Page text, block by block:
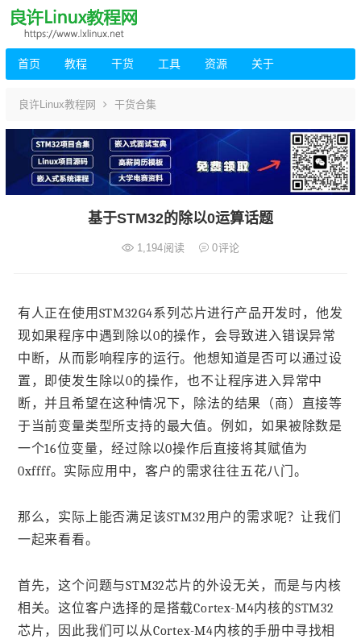
首页 教程 干货 工具 资源 关于
良许Linux教程网 干货合集
基于STM32的除以0运算话题
1,194阅读 0评论
有人正在使用STM32G4系列芯片进行产品开发时，他发
现如果程序中遇到除以0的操作，会导致进入错误异常
中断，从而影响程序的运行。他想知道是否可以通过设
置，即使发生除以0的操作，也不让程序进入异常中
断，并且希望在这种情况下，除法的结果（商）直接等
于当前变量类型所支持的最大值。例如，如果被除数是
一个16位变量，经过除以0操作后直接将其赋值为
0xffff。实际应用中，客户的需求往往五花八门。
那么，实际上能否满足该STM32用户的需求呢？让我们
一起来看看。
首先，这个问题与STM32芯片的外设无关，而是与内核
相关。这位客户选择的是搭载Cortex-M4内核的STM32
芯片，因此我们可以从Cortex-M4内核的手册中寻找相